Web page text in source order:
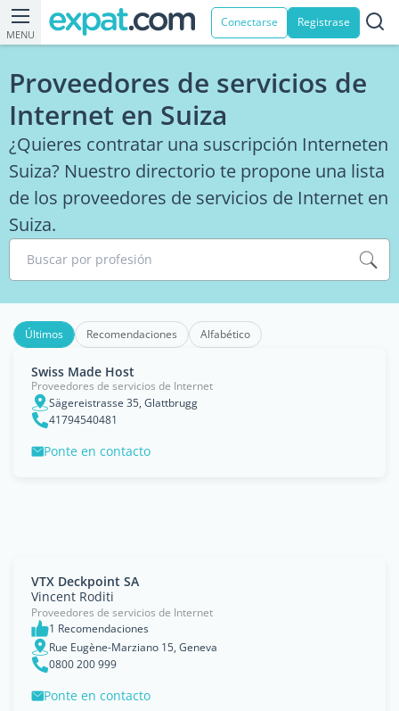
MENU
Conectarse Registrase
Proveedores de servicios de
Internet en Suiza
¿Quieres contratar una suscripción Interneten
Suiza? Nuestro directorio te propone una lista
de los proveedores de servicios de Internet en
Suiza.
Buscar por profesión
Últimos Recomendaciones Alfabético
Swiss Made Host
Proveedores de servicios de Internet
Sägereistrasse 35, Glattbrugg
41794540481
Ponte en contacto
VTX Deckpoint SA
Vincent Roditi
Proveedores de servicios de Internet
1 Recomendaciones
Rue Eugène-Marziano 15, Geneva
0800 200 999
Ponte en contacto